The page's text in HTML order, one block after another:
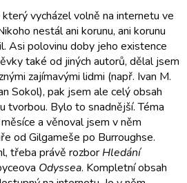
vycházel volně na internetu ve
nestál ani korunu, ani korunu
Asi polovinu doby jeho existence
také od jiných autorů, dělal jsem
zajímavými lidmi (např. Ivan M.
Sokol), pak jsem ale celý obsah
tvorbou. Bylo to snadnější. Téma
a věnoval jsem v něm
od Gilgameše po Burroughse.
třeba právě rozbor Hledání
Odyssea. Kompletní obsah